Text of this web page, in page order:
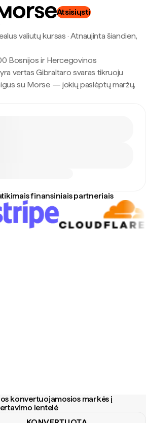
Atsisiųsti
valiutų kursas · Atnaujinta šiandien,
Bosnijos ir Hercegovinos
vertas Gibraltaro svaras tikruoju
su Morse — jokių paslėptų maržų,
finansiniais partneriais
konvertuojamosios markės į
lentelė